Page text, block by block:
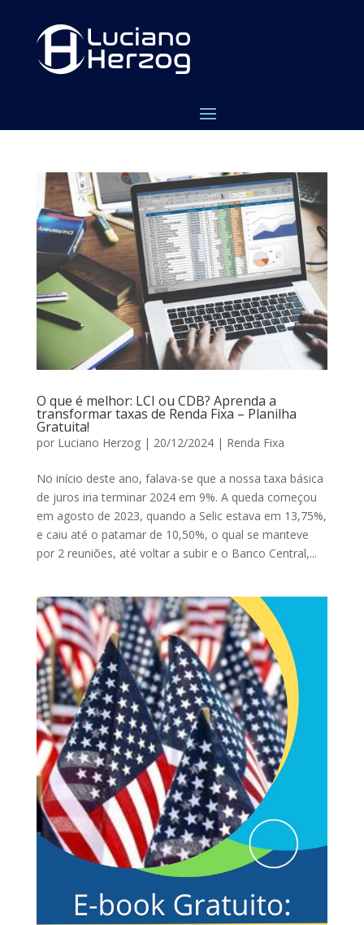
O que é melhor: LCI ou CDB? Aprenda a
transformar taxas de Renda Fixa – Planilha
Gratuita!
por Luciano Herzog| 20/12/2024| Renda Fixa
No início deste ano, falava-se que a nossa taxa básica
de juros iria terminar 2024 em 9%. A queda começou
em agosto de 2023, quando a Selic estava em 13,75%,
e caiu até o patamar de 10,50%, o qual se manteve
por 2 reuniões, até voltar a subir e o Banco Central,...